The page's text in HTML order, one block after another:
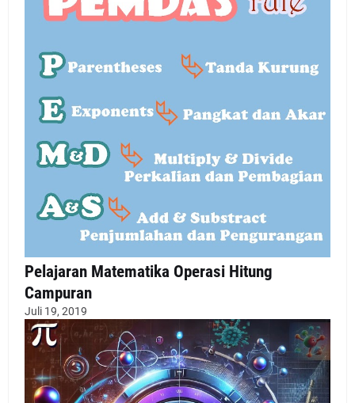
Pelajaran Matematika Operasi Hitung
Campuran
Juli 19, 2019